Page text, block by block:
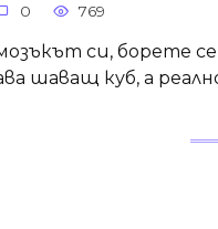
0 769
си, борете се
шаващ куб, а